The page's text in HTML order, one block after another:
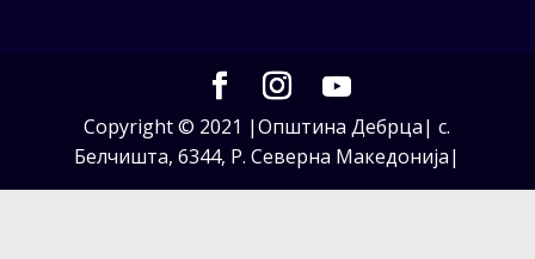
Copyright © 2021 |Општина Дебрца| с.
Белчишта, 6344, Р. Северна Македонија|